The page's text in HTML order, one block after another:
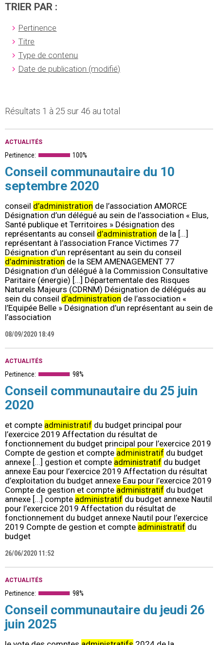
TRIER PAR :
Pertinence
Titre
Type de contenu
Date de publication (modifié)
Résultats 1 à 25 sur 46 au total
ACTUALITÉS
Pertinence: 100%
Conseil communautaire du 10
septembre 2020
conseil d’administration de l’association AMORCE
Désignation d’un délégué au sein de l’association « Elus,
Santé publique et Territoires » Désignation des
représentants au conseil d’administration de la [...]
représentant à l’association France Victimes 77
Désignation d’un représentant au sein du conseil
d’administration de la SEM AMENAGEMENT 77
Désignation d’un délégué à la Commission Consultative
Paritaire (énergie) [...] Départementale des Risques
Naturels Majeurs (CDRNM) Désignation de délégués au
sein du conseil d’administration de l’association «
l’Equipée Belle » Désignation d’un représentant au sein de
l’association
08/09/2020 18:49
ACTUALITÉS
Pertinence: 98%
Conseil communautaire du 25 juin
2020
et compte administratif du budget principal pour
l’exercice 2019 Affectation du résultat de
fonctionnement du budget principal pour l’exercice 2019
Compte de gestion et compte administratif du budget
annexe [...] gestion et compte administratif du budget
annexe Eau pour l’exercice 2019 Affectation du résultat
d’exploitation du budget annexe Eau pour l’exercice 2019
Compte de gestion et compte administratif du budget
annexe [...] compte administratif du budget annexe Nautil
pour l’exercice 2019 Affectation du résultat de
fonctionnement du budget annexe Nautil pour l’exercice
2019 Compte de gestion et compte administratif du
budget
26/06/2020 11:52
ACTUALITÉS
Pertinence: 98%
Conseil communautaire du jeudi 26
juin 2025